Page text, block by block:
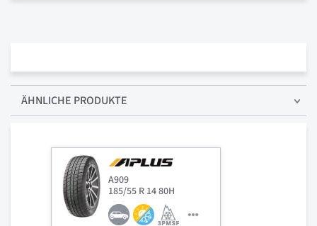
ÄHNLICHE PRODUKTE
A909
185/55 R 14 80H